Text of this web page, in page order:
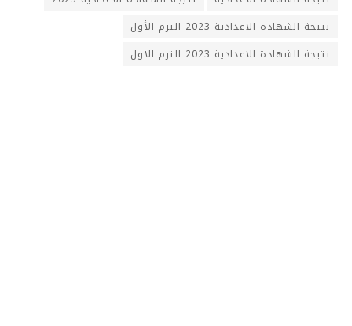
نتيجة الشهادة الاعدادية 2023 الترم الأول
نتيجة الشهادة الاعدادية 2023 الترم الاول